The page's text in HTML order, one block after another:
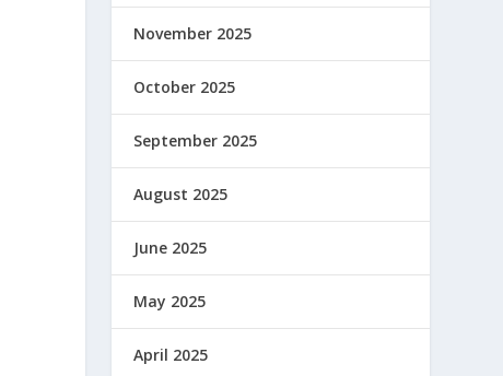
November 2025
October 2025
September 2025
August 2025
June 2025
May 2025
April 2025